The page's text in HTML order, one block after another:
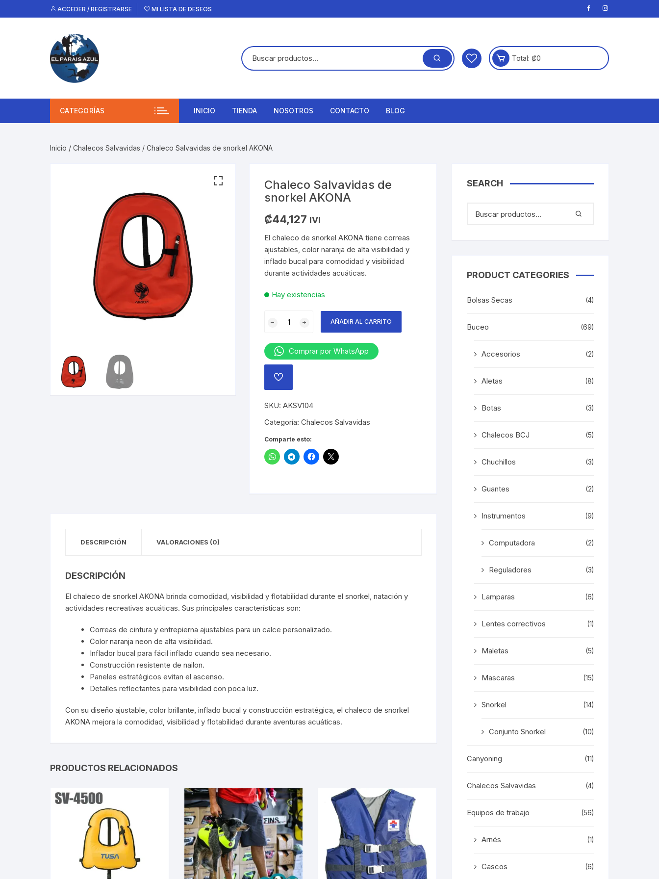
al
ACCEDER / REGISTRARSE MI LISTA DE DESEOS
Total: ₡0
CATEGORÍAS INICIO TIENDA NOSOTROS CONTACTO BLOG
Inicio / Chalecos Salvavidas / Chaleco Salvavidas de snorkel AKONA
Chaleco Salvavidas de
snorkel AKONA
₡44,127 IVI
El chaleco de snorkel AKONA tiene correas
ajustables, color naranja de alta visibilidad y
inflado bucal para comodidad y visibilidad
durante actividades acuáticas.
Hay existencias
Salvavidas
snorkel
AKONA
cantidad
AÑADIR AL CARRITO
Comprar por WhatsApp
AÑADIR
LISTA
DE
SKU:AKSV104
Categoría:Chalecos Salvavidas
Comparte esto:
DESCRIPCIÓN VALORACIONES (0)
DESCRIPCIÓN
El chaleco de snorkel AKONA brinda comodidad, visibilidad y flotabilidad durante el snorkel, natación y
actividades recreativas acuáticas. Sus principales características son:
Correas de cintura y entrepierna ajustables para un calce personalizado.
Color naranja neon de alta visibilidad.
Inflador bucal para fácil inflado cuando sea necesario.
Construcción resistente de nailon.
Paneles estratégicos evitan el ascenso.
Detalles reflectantes para visibilidad con poca luz.
Con su diseño ajustable, color brillante, inflado bucal y construcción estratégica, el chaleco de snorkel
AKONA mejora la comodidad, visibilidad y flotabilidad durante aventuras acuáticas.
PRODUCTOS RELACIONADOS
SEARCH
PRODUCT CATEGORIES
Bolsas Secas (4)
Buceo (69)
Accesorios (2)
Aletas (8)
Botas (3)
Chalecos BCJ (5)
Chuchillos (3)
Guantes (2)
Instrumentos (9)
Computadora (2)
Reguladores (3)
Lamparas (6)
Lentes correctivos (1)
Maletas (5)
Mascaras (15)
Snorkel (14)
Conjunto Snorkel (10)
Canyoning (11)
Chalecos Salvavidas (4)
Equipos de trabajo (56)
Arnés (1)
Cascos (6)